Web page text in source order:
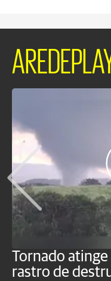
Tornado atinge
rastro de